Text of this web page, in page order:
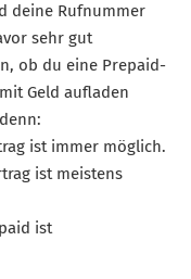
deine Rufnummer
sehr gut
ob du eine Prepaid-
Geld aufladen
ist immer möglich.
ist meistens
ist